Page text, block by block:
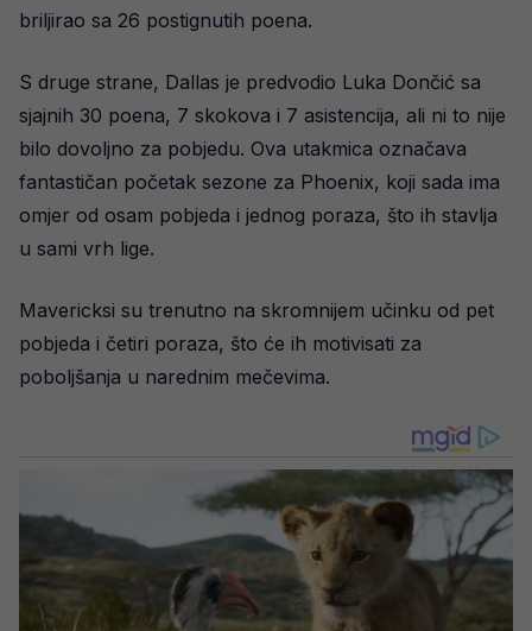
briljirao sa 26 postignutih poena.
S druge strane, Dallas je predvodio Luka Dončić sa
sjajnih 30 poena, 7 skokova i 7 asistencija, ali ni to nije
bilo dovoljno za pobjedu. Ova utakmica označava
fantastičan početak sezone za Phoenix, koji sada ima
omjer od osam pobjeda i jednog poraza, što ih stavlja
u sami vrh lige.
Mavericksi su trenutno na skromnijem učinku od pet
pobjeda i četiri poraza, što će ih motivisati za
poboljšanja u narednim mečevima.